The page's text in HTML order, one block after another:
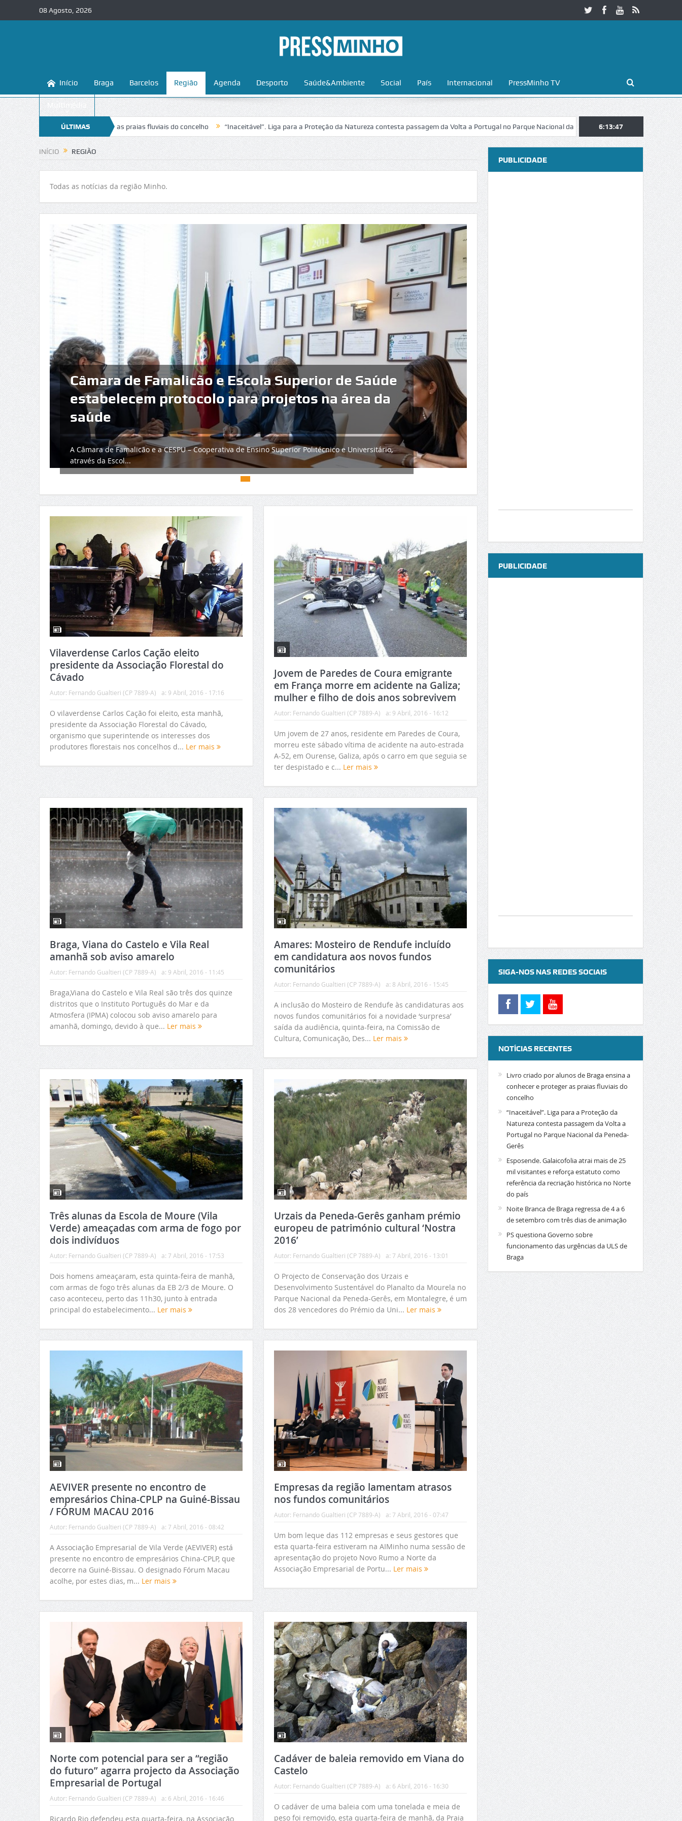
08 Agosto, 2026
Início Braga Barcelos Região Agenda Desporto Saúde&Ambiente Social País Internacional PressMinho TV
Multimédia
ÚLTIMAS
NOTÍCIAS
e proteger as praias fluviais do concelho “Inaceitável”. Liga para a Proteção da Natureza contesta passagem da Volta a Portugal no Parque Nacional da Peneda-Gerês Esposende. Galaicofolia atrai
6:13:48
INÍCIO REGIÃO
Todas as notícias da região Minho.
Investimento de 22 milhões de multinacional
francesa consolida Arcos de Valdevez como
referência na indústria aeronáutica
A multinacional Nexteam, a gigante da indústria aeronáutica, inaugurou o novo ‘Edifício Bojador’
no Parque Emp...
Jovens recuperam Porta da
Fortaleza de Valença
Um grupo de jovens trabalha na recuperação do túnel
Vilaverdense Carlos Cação eleito
presidente da Associação Florestal do
Cávado
Autor: Fernando Gualtieri (CP 7889-A) a: 9 Abril, 2016 - 17:16
O vilaverdense Carlos Cação foi eleito, esta manhã,
presidente da Associação Florestal do Cávado,
organismo que superintende os interesses dos
produtores florestais nos concelhos d... Ler mais
Jovem de Paredes de Coura emigrante
em França morre em acidente na Galiza;
mulher e filho de dois anos sobrevivem
Autor: Fernando Gualtieri (CP 7889-A) a: 9 Abril, 2016 - 16:12
Um jovem de 27 anos, residente em Paredes de Coura,
morreu este sábado vítima de acidente na auto-estrada
A-52, em Ourense, Galiza, após o carro em que seguia se
ter despistado e c... Ler mais
Braga, Viana do Castelo e Vila Real
amanhã sob aviso amarelo
Autor: Fernando Gualtieri (CP 7889-A) a: 9 Abril, 2016 - 11:45
Braga,Viana do Castelo e Vila Real são três dos quinze
distritos que o Instituto Português do Mar e da
Atmosfera (IPMA) colocou sob aviso amarelo para
amanhã, domingo, devido à que... Ler mais
Amares: Mosteiro de Rendufe incluído
em candidatura aos novos fundos
comunitários
Autor: Fernando Gualtieri (CP 7889-A) a: 8 Abril, 2016 - 15:45
A inclusão do Mosteiro de Rendufe às candidaturas aos
novos fundos comunitários foi a novidade ‘surpresa’
saída da audiência, quinta-feira, na Comissão de
Cultura, Comunicação, Des... Ler mais
Três alunas da Escola de Moure (Vila
Verde) ameaçadas com arma de fogo por
dois indivíduos
Autor: Fernando Gualtieri (CP 7889-A) a: 7 Abril, 2016 - 17:53
Dois homens ameaçaram, esta quinta-feira de manhã,
com armas de fogo três alunas da EB 2/3 de Moure. O
caso aconteceu, perto das 11h30, junto à entrada
principal do estabelecimento... Ler mais
Urzais da Peneda-Gerês ganham prémio
europeu de património cultural ‘Nostra
2016’
Autor: Fernando Gualtieri (CP 7889-A) a: 7 Abril, 2016 - 13:01
O Projecto de Conservação dos Urzais e
Desenvolvimento Sustentável do Planalto da Mourela no
Parque Nacional da Peneda-Gerês, em Montalegre, é um
dos 28 vencedores do Prémio da Uni... Ler mais
AEVIVER presente no encontro de
empresários China-CPLP na Guiné-Bissau
/ FÓRUM MACAU 2016
Autor: Fernando Gualtieri (CP 7889-A) a: 7 Abril, 2016 - 08:42
A Associação Empresarial de Vila Verde (AEVIVER) está
presente no encontro de empresários China-CPLP, que
decorre na Guiné-Bissau. O designado Fórum Macau
acolhe, por estes dias, m... Ler mais
Empresas da região lamentam atrasos
nos fundos comunitários
Autor: Fernando Gualtieri (CP 7889-A) a: 7 Abril, 2016 - 07:47
Um bom leque das 112 empresas e seus gestores que
esta quarta-feira estiveram na AIMinho numa sessão de
apresentação do projeto Novo Rumo a Norte da
Associação Empresarial de Portu... Ler mais
Norte com potencial para ser a “região
do futuro” agarra projecto da Associação
Empresarial de Portugal
Autor: Fernando Gualtieri (CP 7889-A) a: 6 Abril, 2016 - 16:46
Ricardo Rio defendeu esta quarta-feira, na Associação
Cadáver de baleia removido em Viana do
Castelo
Autor: Fernando Gualtieri (CP 7889-A) a: 6 Abril, 2016 - 16:30
O cadáver de uma baleia com uma tonelada e meia de
peso foi removido, esta quarta-feira de manhã, da Praia
PUBLICIDADE
PUBLICIDADE
SIGA-NOS NAS REDES SOCIAIS
NOTÍCIAS RECENTES
Livro criado por alunos de Braga ensina a
conhecer e proteger as praias fluviais do
concelho
“Inaceitável”. Liga para a Proteção da
Natureza contesta passagem da Volta a
Portugal no Parque Nacional da Peneda-
Gerês
Esposende. Galaicofolia atrai mais de 25
mil visitantes e reforça estatuto como
referência da recriação histórica no Norte
do país
Noite Branca de Braga regressa de 4 a 6
de setembro com três dias de animação
PS questiona Governo sobre
funcionamento das urgências da ULS de
Braga